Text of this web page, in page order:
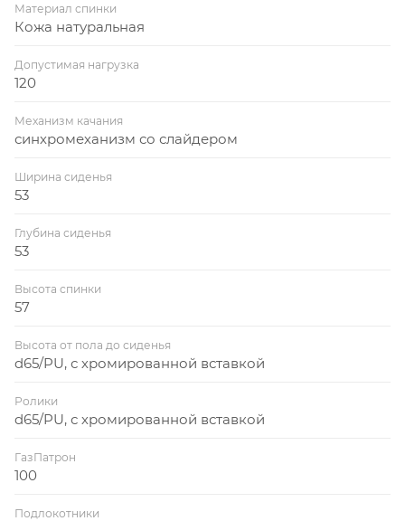
Материал спинки
Кожа натуральная
Допустимая нагрузка
120
Механизм качания
синхромеханизм со слайдером
Ширина сиденья
53
Глубина сиденья
53
Высота спинки
57
Высота от пола до сиденья
d65/PU, с хромированной вставкой
Ролики
d65/PU, с хромированной вставкой
ГазПатрон
100
Подлокотники